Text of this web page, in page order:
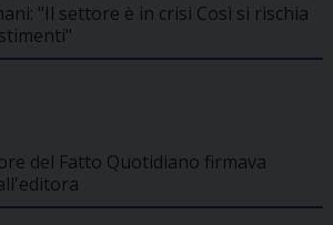
"Il settore è in crisi Così si rischia
del Fatto Quotidiano firmava